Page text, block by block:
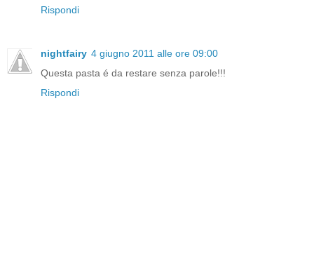
Rispondi
nightfairy 4 giugno 2011 alle ore 09:00
Questa pasta é da restare senza parole!!!
Rispondi